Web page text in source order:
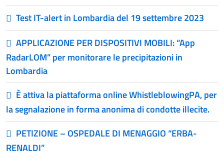
Test IT-alert in Lombardia del 19 settembre 2023
APPLICAZIONE PER DISPOSITIVI MOBILI: “App
RadarLOM” per monitorare le precipitazioni in
Lombardia
È attiva la piattaforma online WhistleblowingPA, per
la segnalazione in forma anonima di condotte illecite.
PETIZIONE – OSPEDALE DI MENAGGIO “ERBA-
RENALDI”